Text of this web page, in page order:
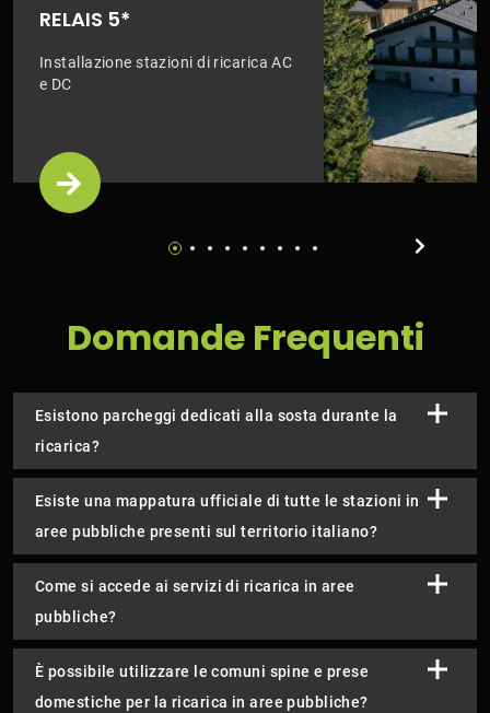
RELAIS 5*
Installazione stazioni di ricarica AC
e DC
Domande Frequenti
Esistono parcheggi dedicati alla sosta durante la
ricarica?
Esiste una mappatura ufficiale di tutte le stazioni in
aree pubbliche presenti sul territorio italiano?
Come si accede ai servizi di ricarica in aree
pubbliche?
È possibile utilizzare le comuni spine e prese
domestiche per la ricarica in aree pubbliche?